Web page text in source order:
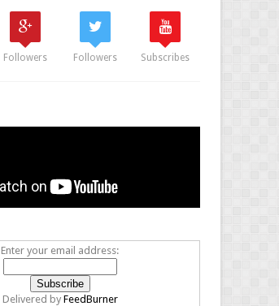
Followers Followers Subscribes
Enter your email address:
Delivered by FeedBurner